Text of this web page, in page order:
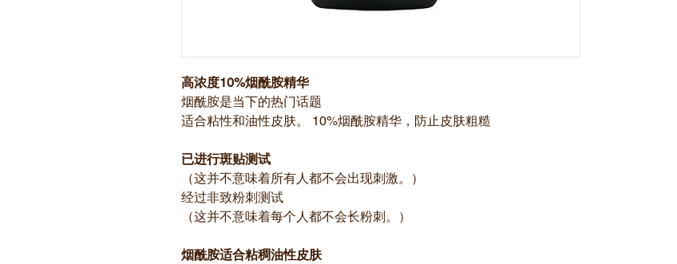
高浓度10%烟酰胺精华
烟酰胺是当下的热门话题
适合粘性和油性皮肤。 10%烟酰胺精华，防止皮肤粗糙
已进行斑贴测试
（这并不意味着所有人都不会出现刺激。）
经过非致粉刺测试
（这并不意味着每个人都不会长粉刺。）
烟酰胺适合粘稠油性皮肤